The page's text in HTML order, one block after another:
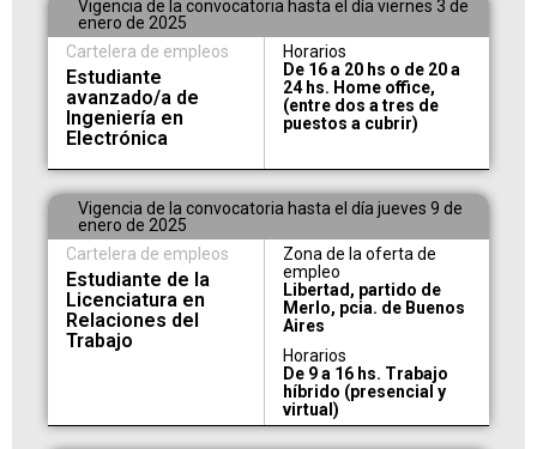
Vigencia de la convocatoria hasta el día viernes 3 de
enero de 2025
Cartelera de empleos
Estudiante
avanzado/a de
Ingeniería en
Electrónica
Horarios
De 16 a 20 hs o de 20 a
24 hs. Home office,
(entre dos a tres de
puestos a cubrir)
Vigencia de la convocatoria hasta el día jueves 9 de
enero de 2025
Cartelera de empleos
Estudiante de la
Licenciatura en
Relaciones del
Trabajo
Zona de la oferta de
empleo
Libertad, partido de
Merlo, pcia. de Buenos
Aires
Horarios
De 9 a 16 hs. Trabajo
híbrido (presencial y
virtual)